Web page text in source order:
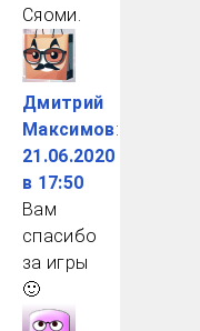
Сяоми.
Дмитрий
Максимов:
21.06.2020
в 17:50
Вам
спасибо
за игры
🙂